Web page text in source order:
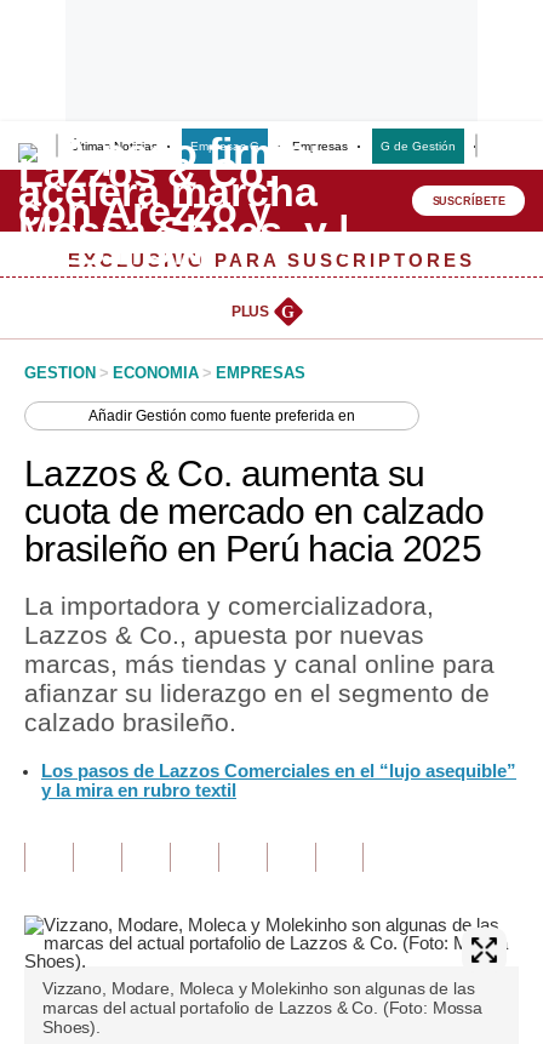
Últimas Noticias Empresas G Empresas G de Gestión
Lo último
Peru Quiosco
Management & Empleo
Perú
Política
Finanzas Personales
Inmobiliarias
Plus G
Opinión
Blogs
Tendencias
Lujo
SUSCRÍBETE
EXCLUSIVO PARA SUSCRIPTORES
PLUS G
GESTION > ECONOMIA > EMPRESAS
AñadirGestión como fuente preferida en
Lazzos & Co. aumenta su
cuota de mercado en calzado
brasileño en Perú hacia 2025
La importadora y comercializadora,
Lazzos & Co., apuesta por nuevas
marcas, más tiendas y canal online para
afianzar su liderazgo en el segmento de
calzado brasileño.
Los pasos de Lazzos Comerciales en el “lujo asequible”
y la mira en rubro textil
Vizzano, Modare, Moleca y Molekinho son algunas de las
marcas del actual portafolio de Lazzos & Co. (Foto: Mossa
Shoes).